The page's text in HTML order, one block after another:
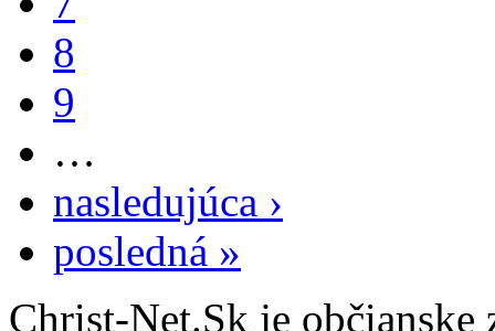
8
9
…
nasledujúca ›
posledná »
Christ-Net.Sk je